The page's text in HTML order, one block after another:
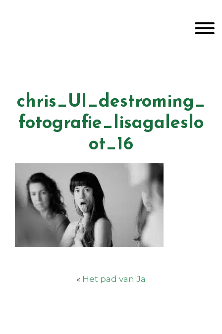
chris_UI_destroming_
fotografie_lisagaleslo
ot_16
« Het pad van Ja